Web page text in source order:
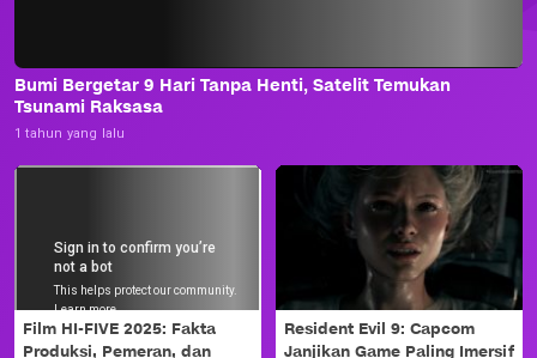
Bumi Bergetar 9 Hari Tanpa Henti, Satelit Temukan
Tsunami Raksasa
1 tahun yang lalu
Film HI-FIVE 2025: Fakta
Produksi, Pemeran, dan
Resident Evil 9: Capcom
Janjikan Game Paling Imersif